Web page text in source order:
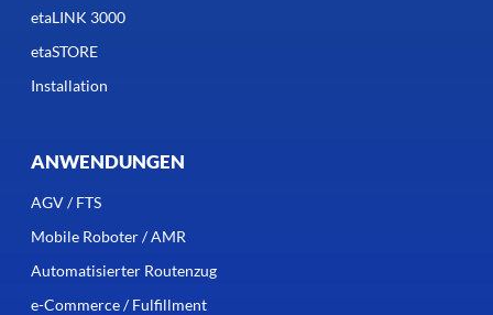
etaLINK 3000
etaSTORE
Installation
ANWENDUNGEN
AGV / FTS
Mobile Roboter / AMR
Automatisierter Routenzug
e-Commerce / Fulfillment